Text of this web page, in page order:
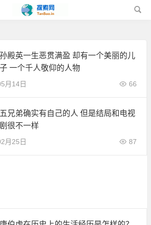
孙殿英一生恶贯满盈 却有一个美丽的儿
子 一个千人敬仰的人物
月14日 66
五兄弟确实有自己的人 但是结局和电视
剧很不一样
月25日 87